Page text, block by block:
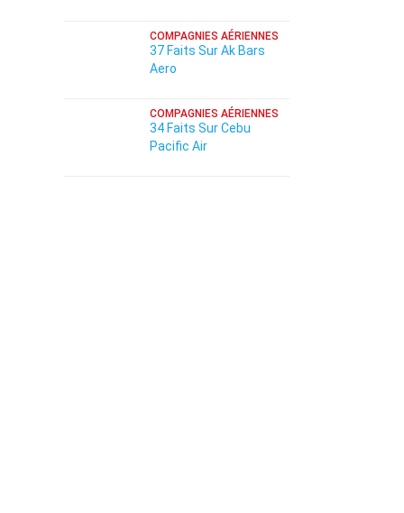
COMPAGNIES AÉRIENNES
37 Faits Sur Ak Bars
Aero
COMPAGNIES AÉRIENNES
34 Faits Sur Cebu
Pacific Air